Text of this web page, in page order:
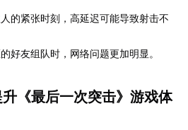
人的紧张时刻，高延迟可能导致射击不
好友组队时，网络问题更加明显。
升《最后一次突击》游戏体